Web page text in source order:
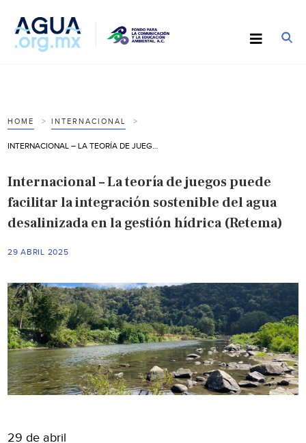
HOME INTERNACIONAL
Internacional – La teoría de juegos puede
facilitar la integración sostenible del agua
desalinizada en la gestión hídrica (Retema)
29 ABRIL 2025
29 de abril